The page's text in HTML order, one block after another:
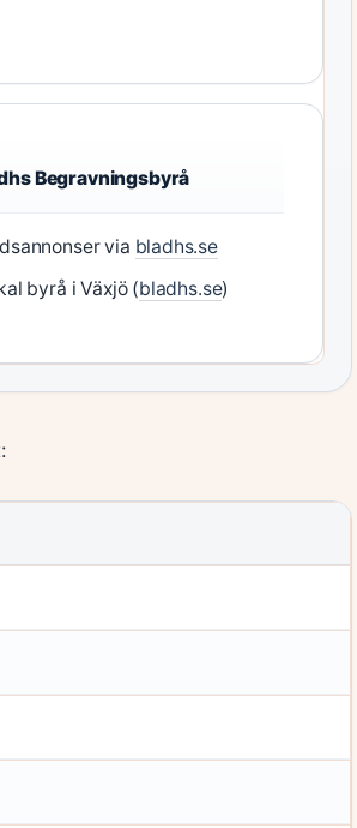
Begravningsbyrå
via bladhs.se
byrå i Växjö (bladhs.se)